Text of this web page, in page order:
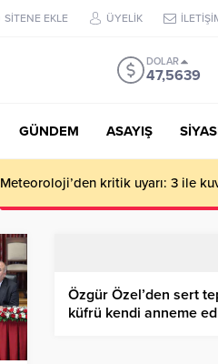
SİTENE EKLE ÜYELİK
DOLAR
47,5639
GÜNDEM ASAYIŞ
Meteoroloji’den kritik uyarı: 3 ile
Özgür Özel’den sert
küfrü kendi anneme